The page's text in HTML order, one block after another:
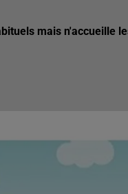
mais n'accueille